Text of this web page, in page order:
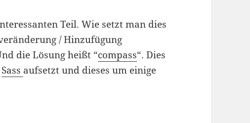
Teil. Wie setzt man dies
/ Hinzufügung
die Lösung heißt “compass“. Dies
Sass aufsetzt und dieses um einige